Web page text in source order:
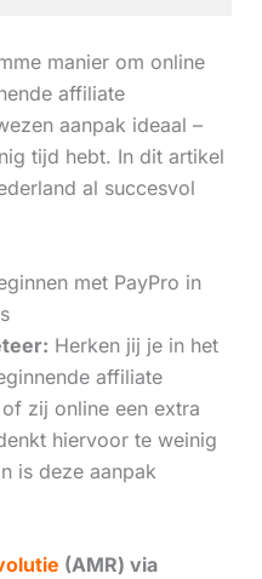
manier om online
affiliate
aanpak ideaal –
tijd hebt. In dit artikel
al succesvol
met PayPro in
Herken jij je in het
affiliate
zij online een extra
hiervoor te weinig
is deze aanpak
(AMR) via